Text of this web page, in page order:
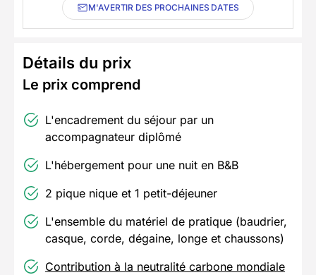
M'AVERTIR DES PROCHAINES DATES
Détails du prix
Le prix comprend
L'encadrement du séjour par un
accompagnateur diplômé
L'hébergement pour une nuit en B&B
2 pique nique et 1 petit-déjeuner
L'ensemble du matériel de pratique (baudrier,
casque, corde, dégaine, longe et chaussons)
Contribution à la neutralité carbone mondiale